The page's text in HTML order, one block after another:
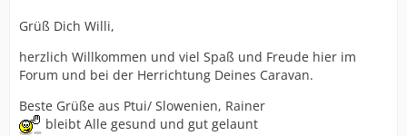
Grüß Dich Willi,
herzlich Willkommen und viel Spaß und Freude hier im
Forum und bei der Herrichtung Deines Caravan.
Beste Grüße aus Ptui/ Slowenien, Rainer
bleibt Alle gesund und gut gelaunt